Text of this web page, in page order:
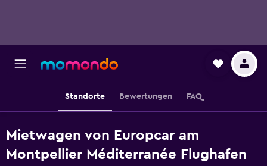
Standorte Bewertungen FAQ
Mietwagen von Europcar am
Montpellier Méditerranée Flughafen